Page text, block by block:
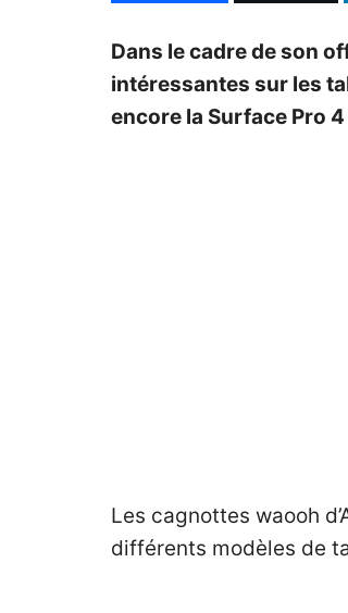
Dans le cadre de son
intéressantes sur les
encore la Surface Pro
Les cagnottes waooh
différents modèles de